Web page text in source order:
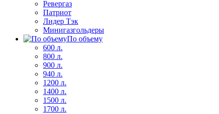
Ревергаз
Патриот
Лидер Тэк
Минигазгольдеры
По объему
600 л.
800 л.
900 л.
940 л.
1200 л.
1400 л.
1500 л.
1700 л.